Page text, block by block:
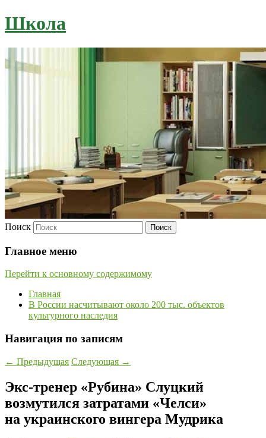
Школа
Поиск
Главное меню
Перейти к основному содержимому
Главная
В России насчитывают около 200 тыс. объектов
культурного наследия
Навигация по записям
← Предыдущая Следующая →
Экс-тренер «Рубина» Слуцкий
возмутился затратами «Челси»
на украинского вингера Мудрика